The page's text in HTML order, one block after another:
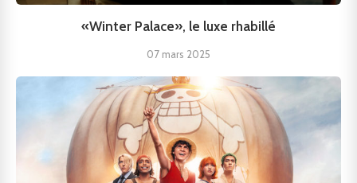
«Winter Palace», le luxe rhabillé
07 mars 2025